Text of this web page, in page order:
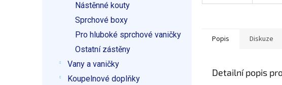
Nástěnné kouty
Sprchové boxy
Pro hluboké sprchové vaničky
Ostatní zástěny
Vany a vaničky
Koupelnové doplňky
Popis Diskuze
Detailní popis